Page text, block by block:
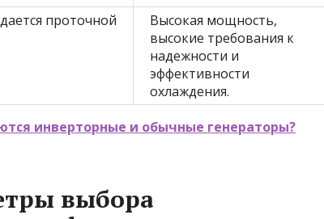
проточной
Высокая мощность,
высокие требования к
надежности и
эффективности
охлаждения.
инверторные и обычные генераторы?
выбора